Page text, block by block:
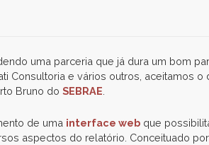
uma parceria que já dura um bom
Consultoria e vários outros, aceitamos
Bruno do SEBRAE
de uma interface web que
aspectos do relatório. Conceituado